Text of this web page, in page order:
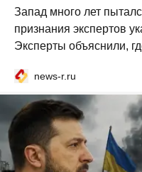
Запад много лет
признания экспертов
Эксперты объяснили,
news-r.ru